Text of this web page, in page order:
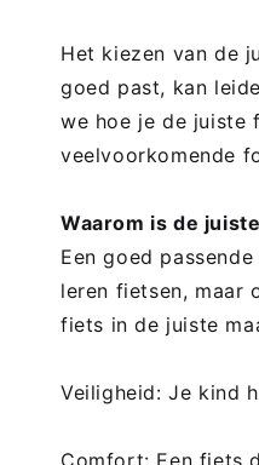
Het kiezen van de
goed past, kan
we hoe je de juiste
veelvoorkomende
Waarom is de
Een goed
leren fietsen, maar
fiets in de juiste
Veiligheid: Je kind
Comfort: Een fiets